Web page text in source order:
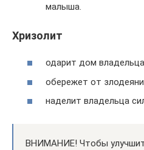
малыша.
Хризолит
одарит дом
обережет от
наделит владельца
ВНИМАНИЕ! Чтобы